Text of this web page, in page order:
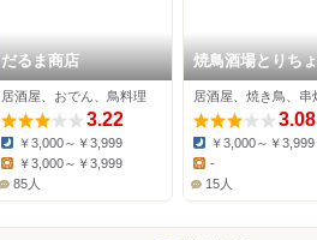
だるま商店
居酒屋、おでん、鳥料理
3.22
Dinner:
￥3,000～￥3,999
Lunch:
￥3,000～￥3,999
85人
焼鳥酒場とりち
ん
居酒屋、焼き鳥、串
3.08
Dinner:
￥3,000～￥3,999
Lunch:
-
15人